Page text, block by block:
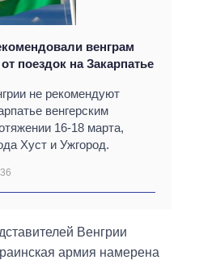
венграм
поездок на Закарпатье
не рекомендуют
венгерским
16-18 марта,
Хуст и Ужгород.
Венгрии
армия намерена